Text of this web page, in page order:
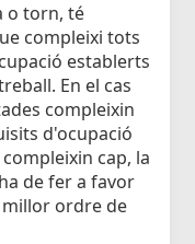
o torn, té
compleixi tots
establerts
En el cas
compleixin
d'ocupació
cap, la
de fer a favor
ordre de